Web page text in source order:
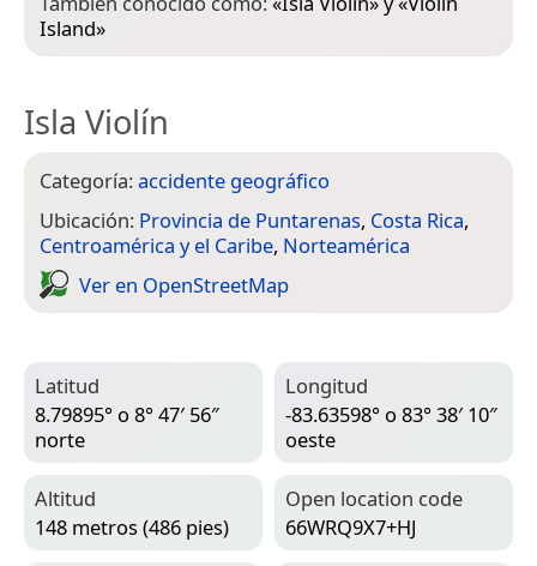
Island»
Isla Violín
Categoría:accidente geográfico
Ubicación: Provincia de Puntarenas, Costa Rica,
Centroamérica y el Caribe, Norteamérica
Ver en Open­Street­Map
Latitud
8.79895° o 8° 47′ 56″
norte
Longitud
-83.63598° o 83° 38′ 10″
oeste
Altitud
148 metros (486 pies)
Open location code
66WRQ9X7+HJ